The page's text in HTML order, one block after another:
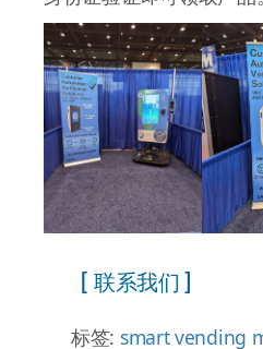
[ 联系我们 ]
标签: smart vending